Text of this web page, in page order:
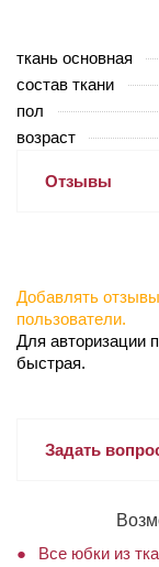
ткань основная
состав ткани
пол
возраст
Отзывы
Добавлять
пользователи.
Для авторизации
быстрая.
Задать
Все юбки из